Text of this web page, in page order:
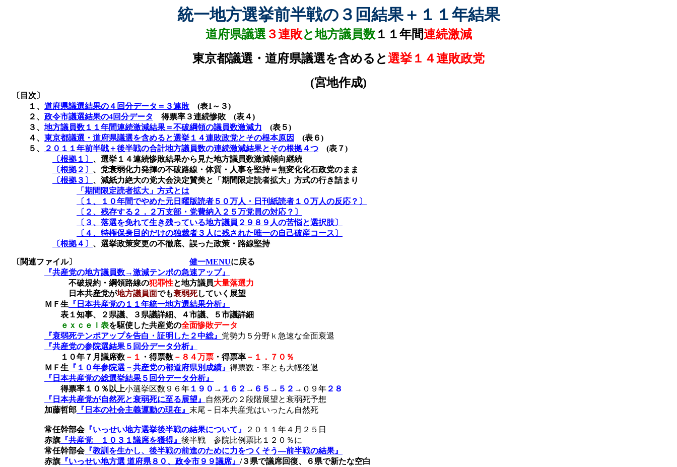
統一地方選挙前半戦の３回結果＋１１年結果
道府県議選 ３連敗と地方議員数１１年間連続激減
東京都議選・道府県議選を含めると選挙１４連敗政党
(宮地作成)
〔目次〕
１、 道府県議選結果の４回分データ＝３連敗 (表1 ～３)
２、 政令市議選結果の4回分データ 得票率３連続惨敗 (表４)
３、 地方議員数１１年間連続激減結果＝不破綱領の議員数激減力 (表５)
４、 東京都議選・道府県議選を含めると選挙１４連敗政党とその根本原因 (表６)
５、
２０１１年前半戦＋後半戦の合計地方議員数の連続激減結果とその根拠４つ (表７)
〔根拠１〕 、選挙１４連続惨敗結果から見た地方議員数激減傾向継続
〔根拠２〕 、党衰弱化力発揮の不破路線・体質・人事を堅持＝無変化化石政党のまま
〔根拠３〕 、減紙力絶大の党大会決定賛美と「期間限定読者拡大」方式の行き詰まり
「期間限定読者拡大」方式とは
〔１、１０年間でやめた元日曜版読者５０万人・日刊紙読者１０万人の反応？〕
〔２、残存する２．２万支部・党費納入２５万党員の対応？〕
〔３、落選を免れて生き残っている地方議員２９８９人の苦悩と選択肢〕
〔４、特権保身目的だけの独裁者３人に残された唯一の自己破産コース〕
〔根拠４〕 、選挙政策変更の不徹底、誤った政策・路線堅持
〔関連ファイル〕 健一MENUに戻る
『共産党の地方議員数→激減テンポの急速アップ』
不破規約・綱領路線の犯罪性と地方議員大量落選力
日本共産党が地方議員面でも衰弱死していく展望
ＭＦ生 『日本共産党の１１年統一地方選結果分析』
表１知事、２県議、３県議詳細、４市議、５市議詳細
ｅｘｃｅｌ表を駆使した共産党の全面惨敗データ
『衰弱死テンポアップを告白・証明した２中総』 党勢力５分野ｋ急速な全面衰退
『共産党の参院選結果５回分データ分析』
１０年７月 議席数 －１ ・得票数 －８４万票 ・得票率 －１．７０％
ＭＦ生 『１０年参院選－共産党の都道府県別成績』 得票数・率とも大幅後退
『日本共産党の総選挙結果５回分データ分析』
得票率１０％以上小選挙区数９６年 １９０ → １６２ → ６５ → ５２ →０９年 ２８
『日本共産党が自然死と衰弱死に至る展望』
自然死の２段階展望と衰弱死予想
加藤哲郎 『日本の社会主義運動の現在』 末尾－日本共産党はいったん自然死
常任幹部会『いっせい地方選挙後半戦の結果について』
２０１１年４月２５日
赤旗『共産党 １０３１議席を獲得』 後半戦 参院比例票比１２０％に
常任幹部会『教訓を生かし、後半戦の前進のために力をつくそう―前半戦の結果』
赤旗『いっせい地方選 道府県８０、政令市９９議席』 /３県で議席回復、６県で新たな空白